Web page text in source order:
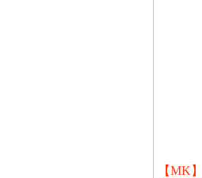
【MK